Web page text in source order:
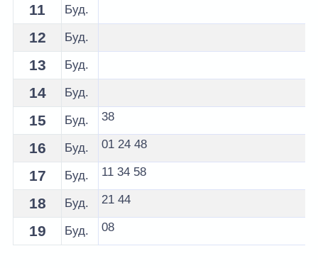
11 Буд.
12 Буд.
13 Буд.
14 Буд.
15 Буд. 38
16 Буд. 01 24 48
17 Буд. 11 34 58
18 Буд. 21 44
19 Буд. 08